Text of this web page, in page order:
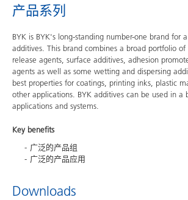
产品系列
BYK is BYK's long-standing number-one brand for
additives. This brand combines a broad portfolio
release agents, surface additives, adhesion
agents as well as some wetting and dispersing
best properties for coatings, printing inks, plastic
other applications. BYK additives can be used in a
applications and systems.
Key benefits
广泛的产品组
广泛的产品应用
Downloads